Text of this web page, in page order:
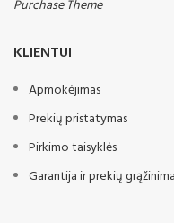
Purchase Theme
KLIENTUI
Apmokėjimas
Prekių pristatymas
Pirkimo taisyklės
Garantija ir prekių